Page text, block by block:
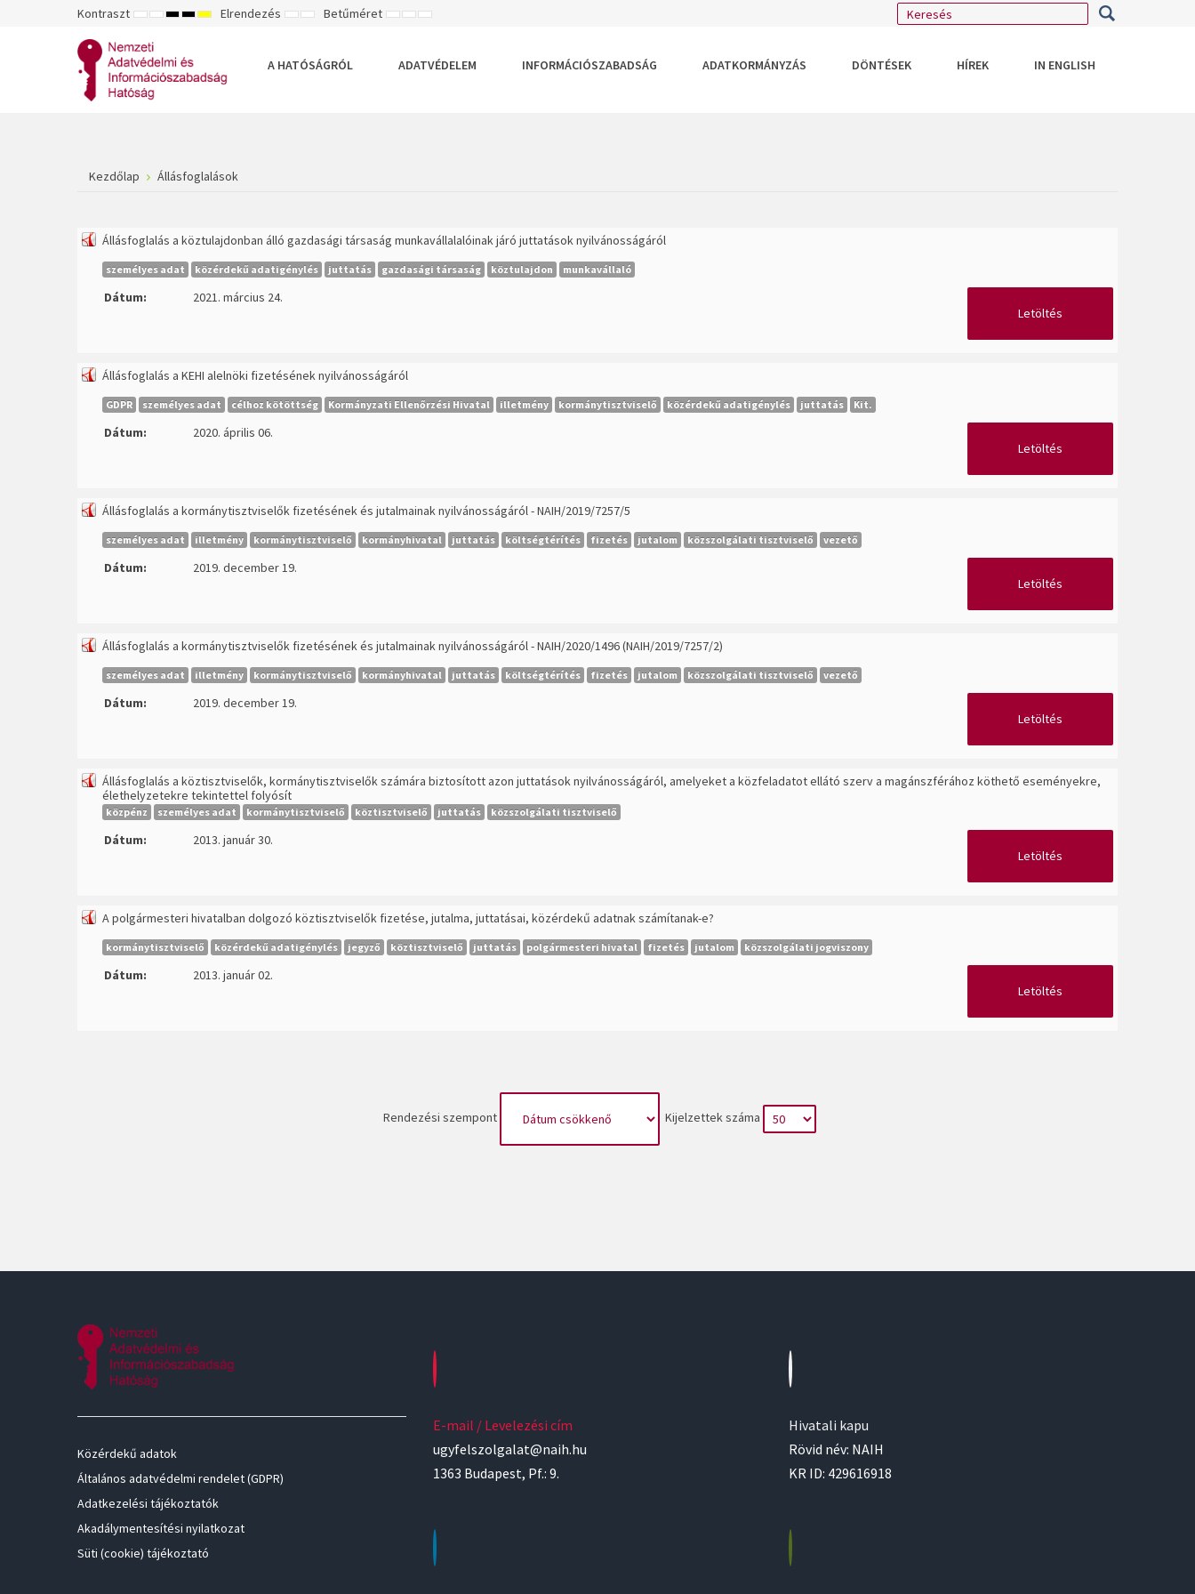
Kontraszt ALAPÉRTELMEZETT
ÉJSZAKAI
NAGY
FEHÉR
MÓD
NAGY
SÁRGA
MÓD
NAGY
MÓD
Elrendezés RÖGZÍTETT
SZÉLES
Betűméret KISEBB
ALAPÉRTELMEZETT
NAGYOBB
A HATÓSÁGRÓL
ADATVÉDELEM INFORMÁCIÓSZABADSÁG ADATKORMÁNYZÁS DÖNTÉSEK HÍREK IN ENGLISH
Kezdőlap Állásfoglalások
Állásfoglalás a köztulajdonban álló gazdasági társaság munkavállalalóinak járó juttatások nyilvánosságáról
személyes adat közérdekű adatigénylés juttatás gazdasági társaság köztulajdon munkavállaló
Dátum:
2021. március 24.
Letöltés
Állásfoglalás a KEHI alelnöki fizetésének nyilvánosságáról
GDPR személyes adat célhoz kötöttség Kormányzati Ellenőrzési Hivatal illetmény kormánytisztviselő közérdekű adatigénylés juttatás Kit.
Dátum:
2020. április 06.
Letöltés
Állásfoglalás a kormánytisztviselők fizetésének és jutalmainak nyilvánosságáról - NAIH/2019/7257/5
személyes adat illetmény kormánytisztviselő kormányhivatal juttatás költségtérítés fizetés jutalom közszolgálati tisztviselő vezető
Dátum:
2019. december 19.
Letöltés
Állásfoglalás a kormánytisztviselők fizetésének és jutalmainak nyilvánosságáról - NAIH/2020/1496 (NAIH/2019/7257/2)
személyes adat illetmény kormánytisztviselő kormányhivatal juttatás költségtérítés fizetés jutalom közszolgálati tisztviselő vezető
Dátum:
2019. december 19.
Letöltés
Állásfoglalás a köztisztviselők, kormánytisztviselők számára biztosított azon juttatások nyilvánosságáról, amelyeket a közfeladatot ellátó szerv a magánszférához köthető eseményekre,
élethelyzetekre tekintettel folyósít
közpénz személyes adat kormánytisztviselő köztisztviselő juttatás közszolgálati tisztviselő
Dátum:
2013. január 30.
Letöltés
A polgármesteri hivatalban dolgozó köztisztviselők fizetése, jutalma, juttatásai, közérdekű adatnak számítanak-e?
kormánytisztviselő közérdekű adatigénylés jegyző köztisztviselő juttatás polgármesteri hivatal fizetés jutalom közszolgálati jogviszony
Dátum:
2013. január 02.
Letöltés
Rendezési szempont Kijelzettek száma
Közérdekű adatok
Általános adatvédelmi rendelet (GDPR)
Adatkezelési tájékoztatók
Akadálymentesítési nyilatkozat
Süti (cookie) tájékoztató
E-mail / Levelezési cím
ugyfelszolgalat@naih.hu
1363 Budapest, Pf.: 9.
Hivatali kapu
Rövid név: NAIH
KR ID: 429616918